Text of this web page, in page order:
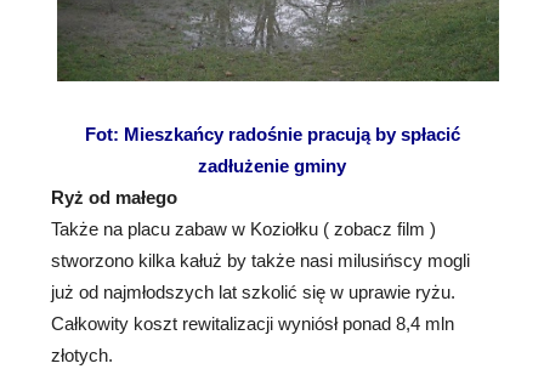
Fot: Mieszkańcy radośnie pracują by spłacić
zadłużenie gminy
Ryż od małego
Także na placu zabaw w Koziołku ( zobacz film )
stworzono kilka kałuż by także nasi milusińscy mogli
już od najmłodszych lat szkolić się w uprawie ryżu.
Całkowity koszt rewitalizacji wyniósł ponad 8,4 mln
złotych.